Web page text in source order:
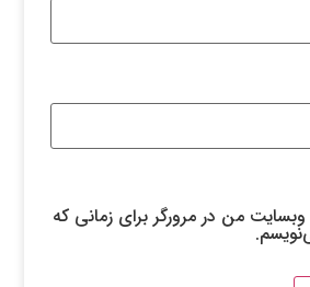
من در مرورگر برای زمانی که